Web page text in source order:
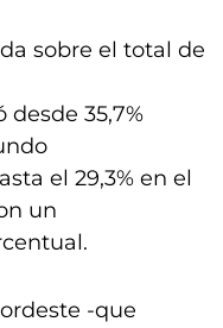
sobre el total de
desde 35,7%
el 29,3% en el
un
-que